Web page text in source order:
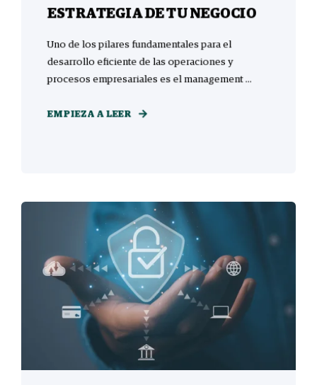
ESTRATEGIA DE TU NEGOCIO
Uno de los pilares fundamentales para el
desarrollo eficiente de las operaciones y
procesos empresariales es el management ...
EMPIEZA A LEER